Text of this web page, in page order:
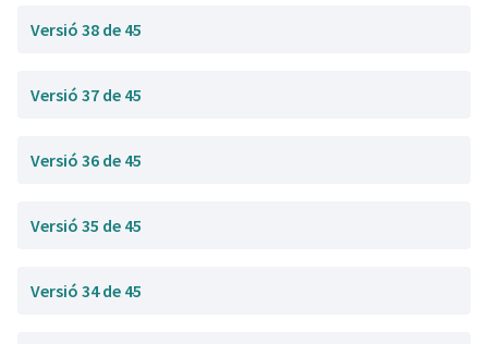
Versió 38 de 45
Versió 37 de 45
Versió 36 de 45
Versió 35 de 45
Versió 34 de 45